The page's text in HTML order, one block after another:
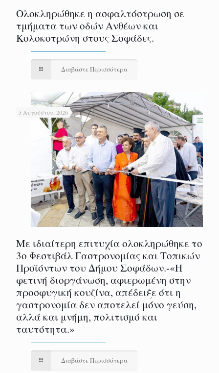
Ολοκληρώθηκε η ασφαλτόστρωση σε
τμήματα των οδών Ανθέων και
Κολοκοτρώνη στους Σοφάδες.
Διαβάστε Περισσότερα
5 Αυγούστου, 2026
Με ιδιαίτερη επιτυχία ολοκληρώθηκε το
3ο Φεστιβάλ Γαστρονομίας και Τοπικών
Προϊόντων του Δήμου Σοφάδων.-«Η
φετινή διοργάνωση, αφιερωμένη στην
προσφυγική κουζίνα, απέδειξε ότι η
γαστρονομία δεν αποτελεί μόνο γεύση,
αλλά και μνήμη, πολιτισμό και
ταυτότητα.»
Διαβάστε Περισσότερα